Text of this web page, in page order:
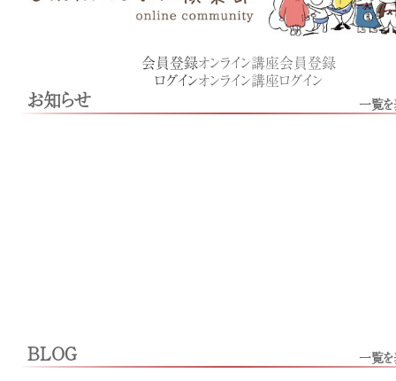
会員登録オンライン講座会員登録
ログインオンライン講座ログイン
お知らせ 一覧
BLOG 一覧